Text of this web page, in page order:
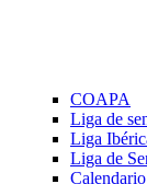
COAPA
Liga de
Liga
Liga de
Calendario